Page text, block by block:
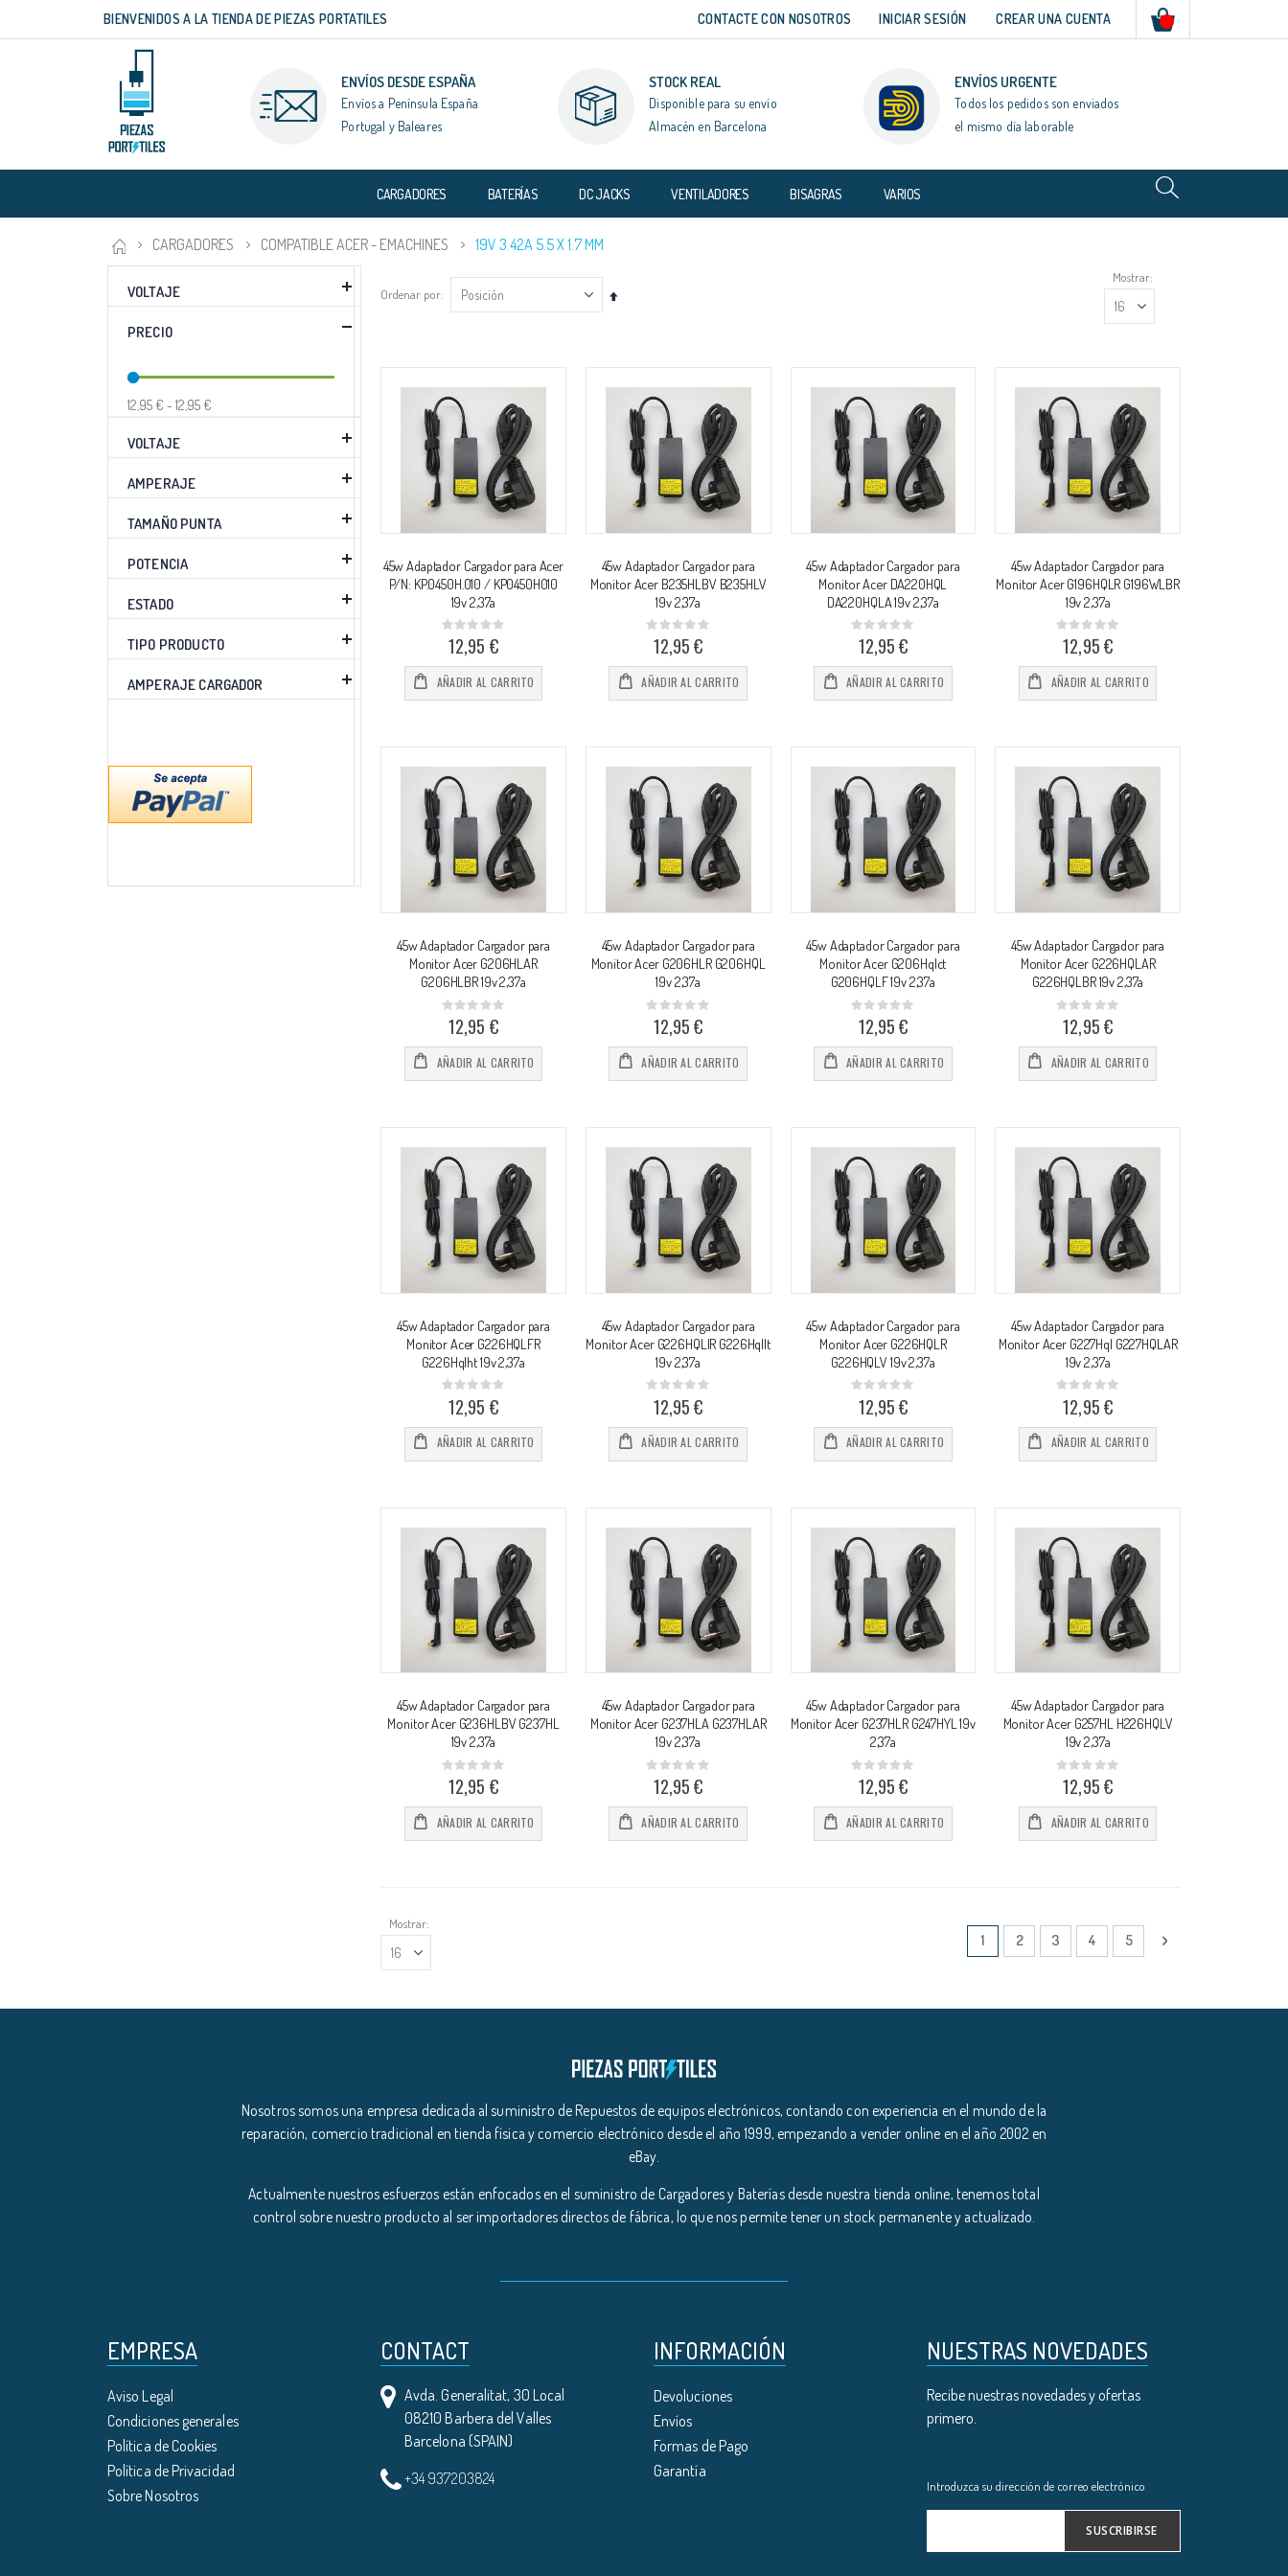
contenido
BIENVENIDOS A LA TIENDA DE PIEZAS PORTATILES CONTACTE CON NOSOTROS INICIAR SESIÓN CREAR UNA CUENTA
ENVÍOS DESDE ESPAÑA
Envíos a Península España
Portugal y Baleares
STOCK REAL
Disponible para su envío
Almacén en Barcelona
ENVÍOS URGENTE
Todos los pedidos son enviados
el mismo día laborable
CARGADORES BATERÍAS DC JACKS VENTILADORES BISAGRAS VARIOS
CARGADORES COMPATIBLE ACER - EMACHINES 19V 3.42A 5.5 X 1.7 MM
Ordenar por
Fijar
Mostrar
45w Adaptador Cargador para Acer
P/N: KP.0450H.010 / KP0450H010
19v 2,37a
Rating:
0%
12,95 €
AÑADIR AL CARRITO
45w Adaptador Cargador para
Monitor Acer B235HLBV B235HLV
19v 2,37a
Rating:
0%
12,95 €
AÑADIR AL CARRITO
45w Adaptador Cargador para
Monitor Acer DA220HQL
DA220HQLA 19v 2,37a
Rating:
0%
12,95 €
AÑADIR AL CARRITO
45w Adaptador Cargador para
Monitor Acer G196HQLR G196WLBR
19v 2,37a
Rating:
0%
12,95 €
AÑADIR AL CARRITO
45w Adaptador Cargador para
Monitor Acer G206HLAR
G206HLBR 19v 2,37a
Rating:
0%
12,95 €
AÑADIR AL CARRITO
45w Adaptador Cargador para
Monitor Acer G206HLR G206HQL
19v 2,37a
Rating:
0%
12,95 €
AÑADIR AL CARRITO
45w Adaptador Cargador para
Monitor Acer G206Hqlct
G206HQLF 19v 2,37a
Rating:
0%
12,95 €
AÑADIR AL CARRITO
45w Adaptador Cargador para
Monitor Acer G226HQLAR
G226HQLBR 19v 2,37a
Rating:
0%
12,95 €
AÑADIR AL CARRITO
45w Adaptador Cargador para
Monitor Acer G226HQLFR
G226Hqlht 19v 2,37a
Rating:
0%
12,95 €
AÑADIR AL CARRITO
45w Adaptador Cargador para
Monitor Acer G226HQLIR G226Hqllt
19v 2,37a
Rating:
0%
12,95 €
AÑADIR AL CARRITO
45w Adaptador Cargador para
Monitor Acer G226HQLR
G226HQLV 19v 2,37a
Rating:
0%
12,95 €
AÑADIR AL CARRITO
45w Adaptador Cargador para
Monitor Acer G227Hql G227HQLAR
19v 2,37a
Rating:
0%
12,95 €
AÑADIR AL CARRITO
45w Adaptador Cargador para
Monitor Acer G236HLBV G237HL
19v 2,37a
Rating:
0%
12,95 €
AÑADIR AL CARRITO
45w Adaptador Cargador para
Monitor Acer G237HLA G237HLAR
19v 2,37a
Rating:
0%
12,95 €
AÑADIR AL CARRITO
45w Adaptador Cargador para
Monitor Acer G237HLR G247HYL 19v
2,37a
Rating:
0%
12,95 €
AÑADIR AL CARRITO
45w Adaptador Cargador para
Monitor Acer G257HL H226HQLV
19v 2,37a
Rating:
0%
12,95 €
AÑADIR AL CARRITO
Página
Actualmente estás leyendo página
1 Página
2 Página
3 Página
4 Página
5 Página
Siguiente
Mostrar
VOLTAJE
PRECIO
12,95 € - 12,95 €
VOLTAJE
AMPERAJE
TAMAÑO PUNTA
POTENCIA
ESTADO
TIPO PRODUCTO
AMPERAJE CARGADOR
Nosotros somos una empresa dedicada al suministro de Repuestos de equipos electrónicos, contando con experiencia en el mundo de la
reparación, comercio tradicional en tienda física y comercio electrónico desde el año 1999, empezando a vender online en el año 2002 en
eBay.
Actualmente nuestros esfuerzos están enfocados en el suministro de Cargadores y Baterías desde nuestra tienda online, tenemos total
control sobre nuestro producto al ser importadores directos de fábrica, lo que nos permite tener un stock permanente y actualizado.
EMPRESA
Aviso Legal
Condiciones generales
Política de Cookies
Política de Privacidad
Sobre Nosotros
CONTACT
Avda. Generalitat, 30 Local
08210 Barbera del Valles
Barcelona (SPAIN)
+34 937203824
INFORMACIÓN
Devoluciones
Envíos
Formas de Pago
Garantía
NUESTRAS NOVEDADES
Recibe nuestras novedades y ofertas
primero.
Introduzca su dirección de correo electrónico
SUSCRIBIRSE